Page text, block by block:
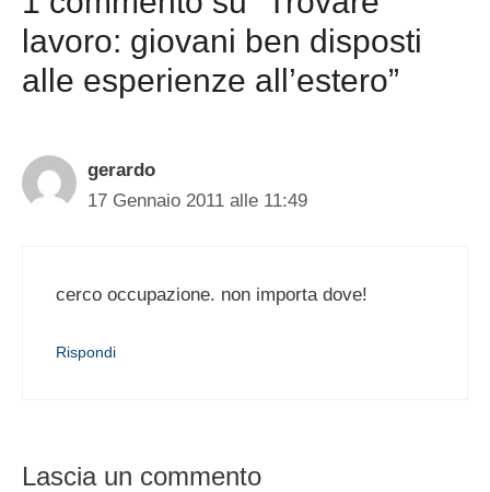
lavoro: giovani ben disposti
alle esperienze all’estero”
gerardo
17 Gennaio 2011 alle 11:49
cerco occupazione. non importa dove!
Rispondi
Lascia un commento